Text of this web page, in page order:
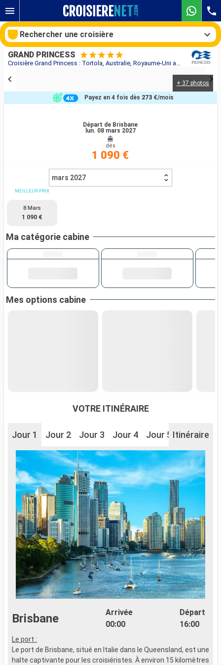
Croisière Grand Princess : Tortola, Australie, Royaume-Uni au départ de Brisbane
GRAND PRINCESS
+ 37 photos
Départ de Brisbane
lun. 08 mars 2027
dès
1 090 €
Payez en 4 fois dès 273 €/mois
mars 2027
MEILLEUR PRIX
8 Mars
1 090 €
Ma catégorie cabine
Mes options cabine
VOTRE ITINÉRAIRE
Jour 1 Jour 2 Jour 3 Jour 4 Jour 5 Jour 6
Itinéraire
Brisbane
Arrivée
00:00
Départ
16:00
Le port :
Le port de Brisbane, situé en Italie dans le Queensland, est une
halte captivante pour les croisiéristes. À environ 15 kilomètres
Rechercher une croisière
Compagnies
Rechercher